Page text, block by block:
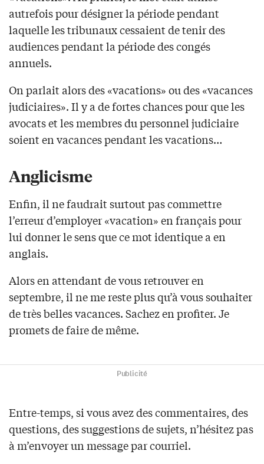
autrefois pour désigner la période pendant
laquelle les tribunaux cessaient de tenir des
audiences pendant la période des congés
annuels.
On parlait alors des «vacations» ou des «vacances
judiciaires». Il y a de fortes chances pour que les
avocats et les membres du personnel judiciaire
soient en vacances pendant les vacations…
Anglicisme
Enfin, il ne faudrait surtout pas commettre
l’erreur d’employer «vacation» en français pour
lui donner le sens que ce mot identique a en
anglais.
Alors en attendant de vous retrouver en
septembre, il ne me reste plus qu’à vous souhaiter
de très belles vacances. Sachez en profiter. Je
promets de faire de même.
Publicité
Entre-temps, si vous avez des commentaires, des
questions, des suggestions de sujets, n’hésitez pas
à m’envoyer un message par courriel.